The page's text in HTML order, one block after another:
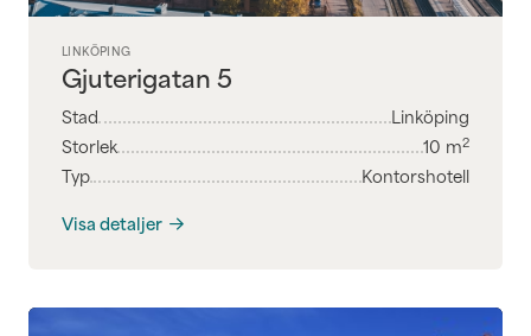
LINKÖPING
Gjuterigatan 5
Stad
Linköping
Storlek
10 m2
Typ
Kontorshotell
Visa detaljer